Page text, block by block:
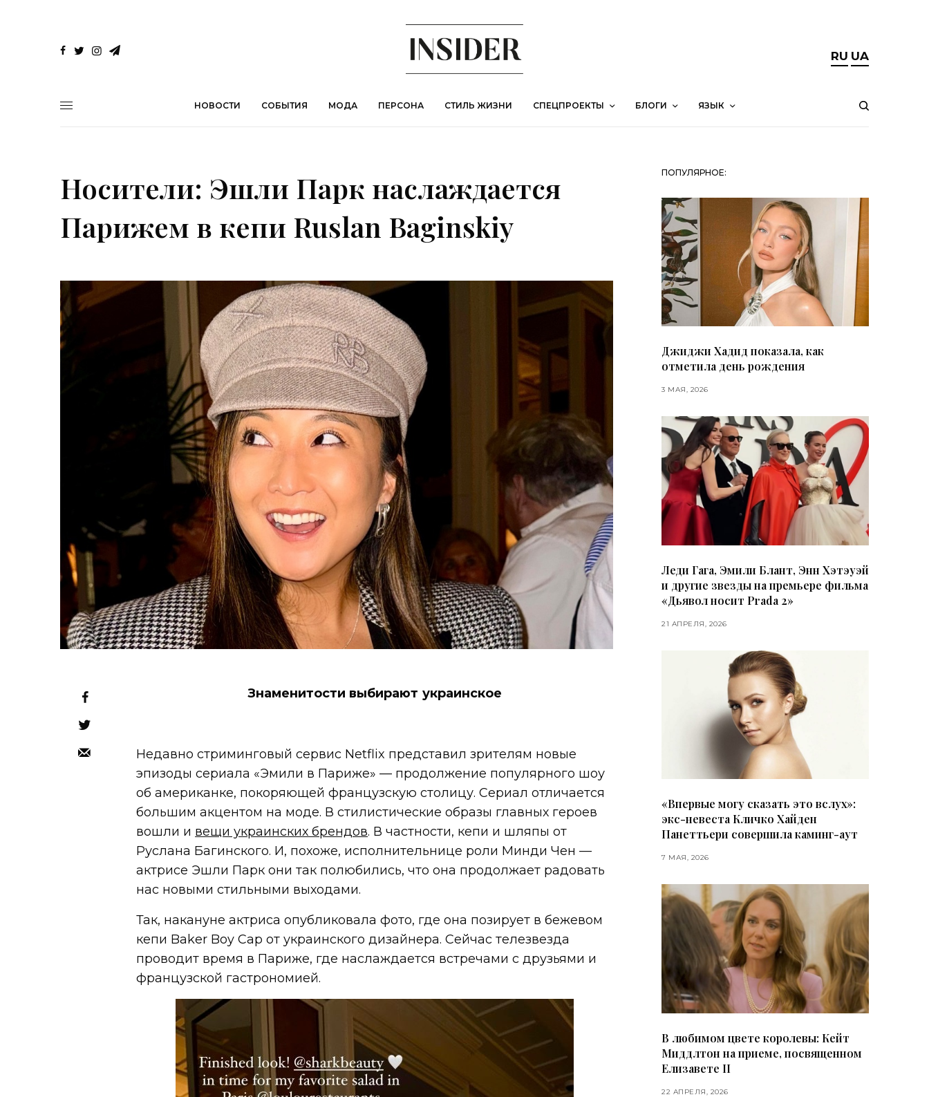
RU UA
НОВОСТИ СОБЫТИЯ МОДА ПЕРСОНА СТИЛЬ ЖИЗНИ СПЕЦПРОЕКТЫ БЛОГИ ЯЗЫК
Носители: Эшли Парк наслаждается
Парижем в кепи Ruslan Baginskiy
Знаменитости выбирают украинское
Недавно стриминговый сервис Netflix представил зрителям новые
эпизоды сериала «Эмили в Париже» — продолжение популярного шоу
об американке, покоряющей французскую столицу. Сериал отличается
большим акцентом на моде. В стилистические образы главных героев
вошли и вещи украинских брендов. В частности, кепи и шляпы от
Руслана Багинского. И, похоже, исполнительнице роли Минди Чен —
актрисе Эшли Парк они так полюбились, что она продолжает радовать
нас новыми стильными выходами.
Так, накануне актриса опубликовала фото, где она позирует в бежевом
кепи Baker Boy Cap от украинского дизайнера. Сейчас телезвезда
проводит время в Париже, где наслаждается встречами с друзьями и
французской гастрономией.
ПОПУЛЯРНОЕ:
Джиджи Хадид показала, как
отметила день рождения
3 МАЯ, 2026
Леди Гага, Эмили Блант, Энн Хэтэуэй
и другие звезды на премьере фильма
«Дьявол носит Prada 2»
21 АПРЕЛЯ, 2026
«Впервые могу сказать это вслух»:
экс-невеста Кличко Хайден
Панеттьери совершила каминг-аут
7 МАЯ, 2026
В любимом цвете королевы: Кейт
Миддлтон на приеме, посвященном
Елизавете II
22 АПРЕЛЯ, 2026